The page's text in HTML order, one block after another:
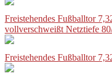
Freistehendes Fußballtor
vollverschweißt Netztiefe
Freistehendes Fußballtor